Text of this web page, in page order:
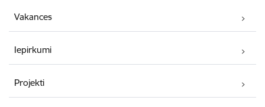
Vakances
Iepirkumi
Projekti